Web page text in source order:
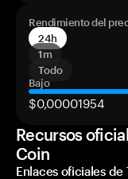
Rendimiento del
24h
1m
Todo
Bajo
$0,00001954
Recursos
Coin
Enlaces oficiales de